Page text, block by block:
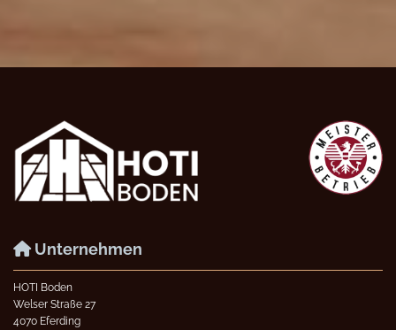
 Unternehmen
HOTI Boden
Welser Straße 27
4070 Eferding